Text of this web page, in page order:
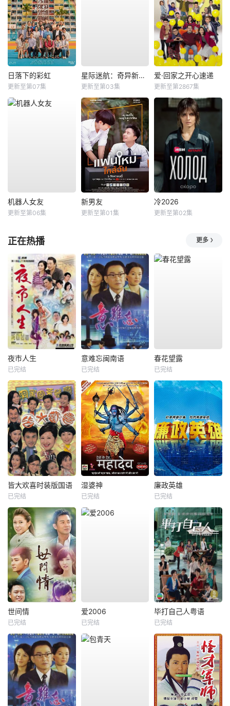
日落下的彩虹
更新至第07集
星际迷航：奇异新世界第四季
更新至第03集
爱·回家之开心速递
更新至第2867集
机器人女友
更新至第06集
新男友
更新至第01集
冷2026
更新至第02集
正在热播 更多
夜市人生
已完结
意难忘闽南语
已完结
春花望露
已完结
皆大欢喜时装版国语
已完结
湿婆神
已完结
廉政英雄
已完结
世间情
已完结
爱2006
已完结
毕打自己人粤语
已完结